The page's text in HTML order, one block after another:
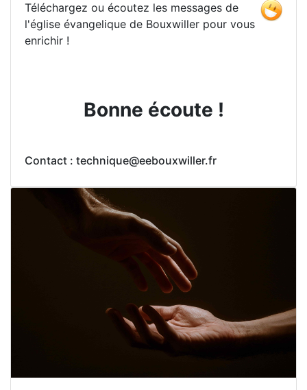
Téléchargez ou écoutez les messages de
l'église évangelique de Bouxwiller pour vous
enrichir !
Bonne écoute !
Contact : technique@eebouxwiller.fr